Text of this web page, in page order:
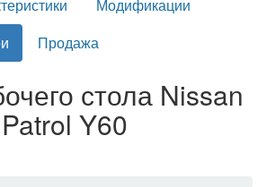
Модификации
Продажа
стола Nissan
Patrol Y60